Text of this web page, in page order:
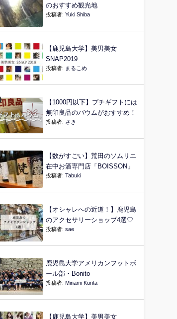
のおすすめ観光地
投稿者: Yuki Shiba
【鹿児島大学】美男美女
SNAP2019
投稿者: まるこめ
【1000円以下】プチギフトには
無印良品のバウムがおすすめ！
投稿者: さき
【数がすごい】荒田のソムリエ
在中お酒専門店「BOISSON」
投稿者: Tabuki
【オシャレへの近道！】鹿児島
のアクセサリーショップ4選♡
投稿者: sae
鹿児島大学アメリカンフットボ
ール部・Bonito
投稿者: Minami Kurita
【鹿児島大学】美男美女